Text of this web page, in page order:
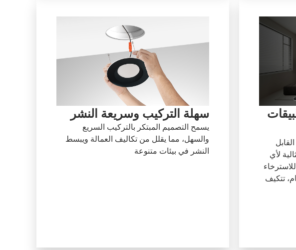
لأي
تتكيف
سهلة التركيب وسريعة النشر
يسمح التصميم المبتكر بالتركيب السريع
والسهل، مما يقلل من تكاليف العمالة ويبسط
النشر في بيئات متنوعة